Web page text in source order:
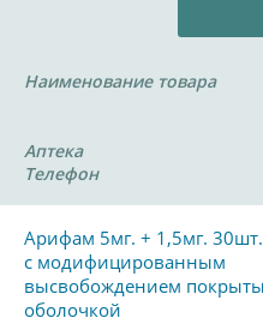
Наименование товара
Аптека
Телефон
Арифам 5мг. + 1,5мг. 30шт.
с модифицированным
высвобождением
оболочкой